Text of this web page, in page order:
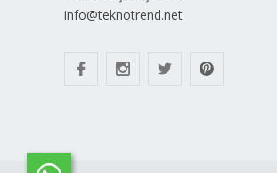
info@teknotrend.net